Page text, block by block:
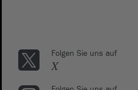
Folgen Sie uns auf
X